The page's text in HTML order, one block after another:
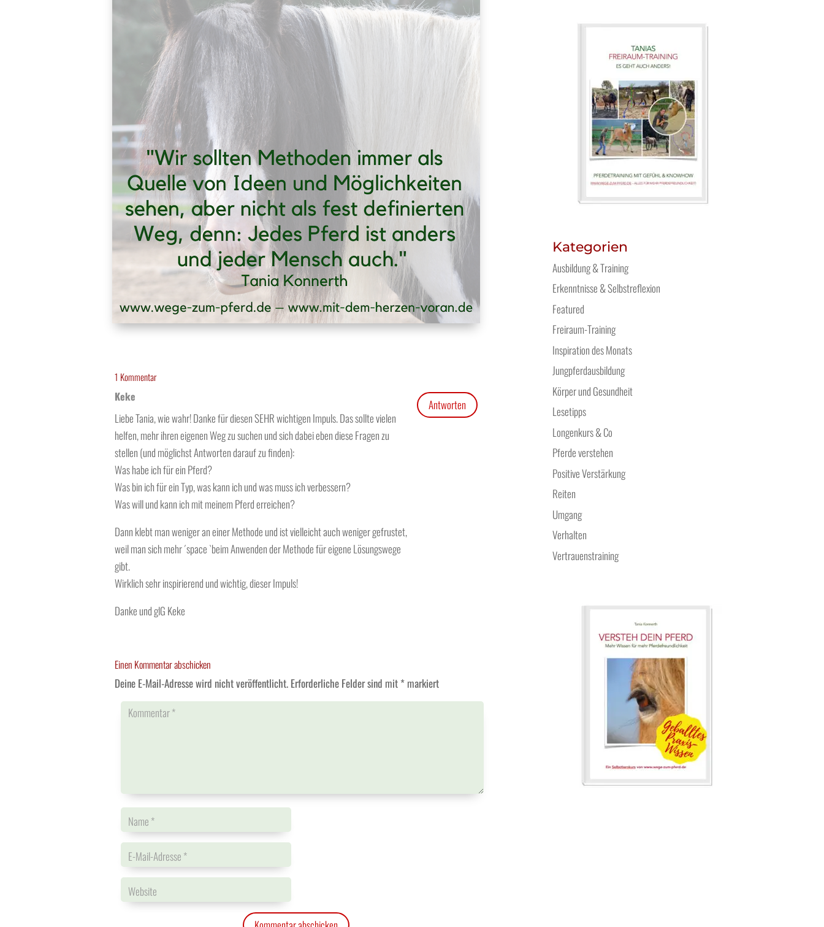
1 Kommentar
Keke
Liebe Tania, wie wahr! Danke für diesen SEHR wichtigen Impuls. Das sollte vielen
helfen, mehr ihren eigenen Weg zu suchen und sich dabei eben diese Fragen zu
stellen (und möglichst Antworten darauf zu finden):
Was habe ich für ein Pferd?
Was bin ich für ein Typ, was kann ich und was muss ich verbessern?
Was will und kann ich mit meinem Pferd erreichen?
Dann klebt man weniger an einer Methode und ist vielleicht auch weniger gefrustet,
weil man sich mehr ´space `beim Anwenden der Methode für eigene Lösungswege
gibt.
Wirklich sehr inspirierend und wichtig, dieser Impuls!
Danke und glG Keke
Antworten
Einen Kommentar abschicken
Deine E-Mail-Adresse wird nicht veröffentlicht. Erforderliche Felder sind mit *markiert
Kategorien
Ausbildung & Training
Erkenntnisse & Selbstreflexion
Featured
Freiraum-Training
Inspiration des Monats
Jungpferdausbildung
Körper und Gesundheit
Lesetipps
Longenkurs & Co
Pferde verstehen
Positive Verstärkung
Reiten
Umgang
Verhalten
Vertrauenstraining